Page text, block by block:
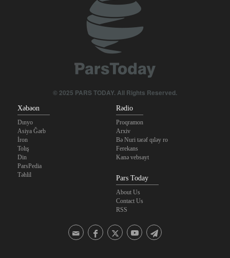
© 2025 PARS TODAY. All Rights Reserved.
Xəbəon
Dınyo
Asiya Ğərb
İron
Tolış
Din
ParsPedia
Təhlil
Rədio
Proqramon
Arxiv
Bə Nuri tərəf qıləy ro
Ferekans
Kanə vebsayt
Pars Today
About Us
Contact Us
RSS